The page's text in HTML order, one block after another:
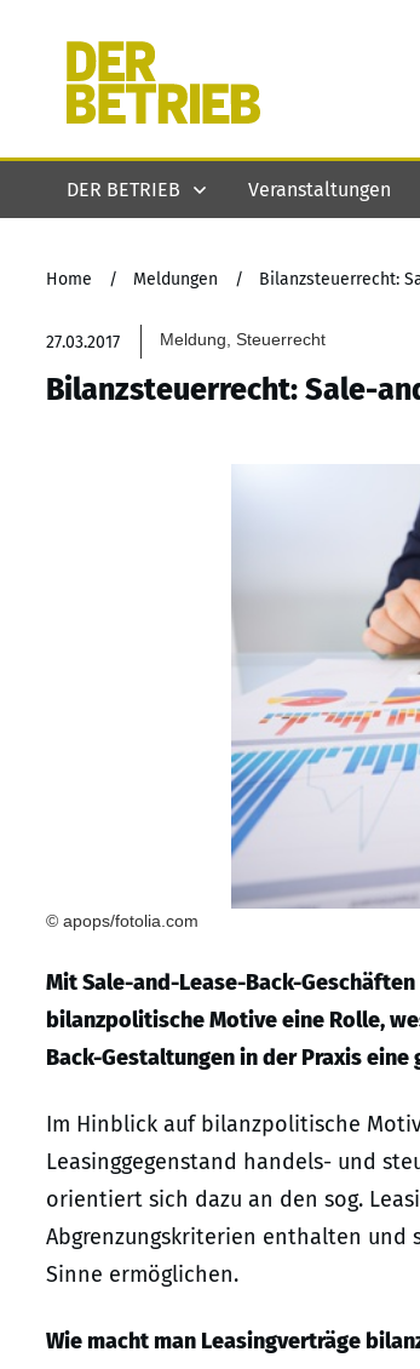
DER BETRIEB Veranstaltungen
Home / Meldungen / Bilanzsteuerrecht:
27.03.2017 Meldung, Steuerrecht
Bilanzsteuerrecht: Sale-
© apops/fotolia.com
Mit Sale-and-Lease-Back-
bilanzpolitische Motive eine Rolle,
Back-Gestaltungen in der Praxis
Im Hinblick auf bilanzpolitische
Leasinggegenstand handels- und
orientiert sich dazu an den sog.
Abgrenzungskriterien enthalten und
Sinne ermöglichen.
Wie macht man Leasingverträge